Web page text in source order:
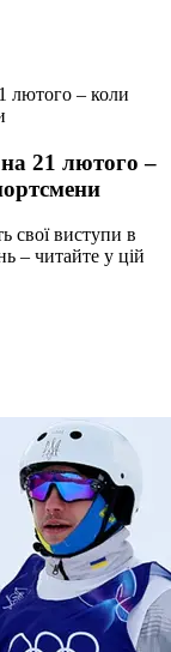
лютого – коли
21 лютого –
свої виступи в
– читайте у цій